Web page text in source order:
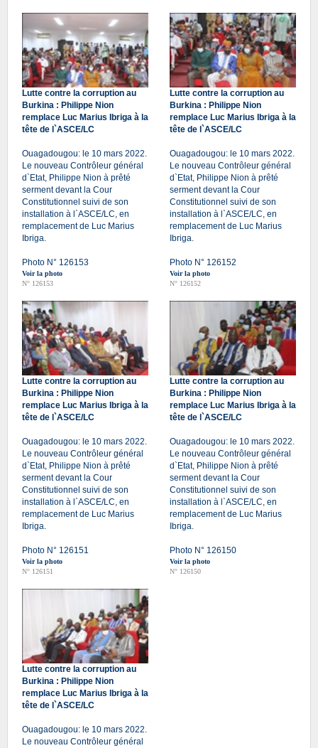
Lutte contre la corruption au
Burkina : Philippe Nion
remplace Luc Marius Ibriga à la
tête de l`ASCE/LC
Ouagadougou: le 10 mars 2022.
Le nouveau Contrôleur général
d`Etat, Philippe Nion à prêté
serment devant la Cour
Constitutionnel suivi de son
installation à l`ASCE/LC, en
remplacement de Luc Marius
Ibriga.
Photo N° 126153
Voir la photo
N° 126153
Lutte contre la corruption au
Burkina : Philippe Nion
remplace Luc Marius Ibriga à la
tête de l`ASCE/LC
Ouagadougou: le 10 mars 2022.
Le nouveau Contrôleur général
d`Etat, Philippe Nion à prêté
serment devant la Cour
Constitutionnel suivi de son
installation à l`ASCE/LC, en
remplacement de Luc Marius
Ibriga.
Photo N° 126152
Voir la photo
N° 126152
Lutte contre la corruption au
Burkina : Philippe Nion
remplace Luc Marius Ibriga à la
tête de l`ASCE/LC
Ouagadougou: le 10 mars 2022.
Le nouveau Contrôleur général
d`Etat, Philippe Nion à prêté
serment devant la Cour
Constitutionnel suivi de son
installation à l`ASCE/LC, en
remplacement de Luc Marius
Ibriga.
Photo N° 126151
Voir la photo
N° 126151
Lutte contre la corruption au
Burkina : Philippe Nion
remplace Luc Marius Ibriga à la
tête de l`ASCE/LC
Ouagadougou: le 10 mars 2022.
Le nouveau Contrôleur général
d`Etat, Philippe Nion à prêté
serment devant la Cour
Constitutionnel suivi de son
installation à l`ASCE/LC, en
remplacement de Luc Marius
Ibriga.
Photo N° 126150
Voir la photo
N° 126150
Lutte contre la corruption au
Burkina : Philippe Nion
remplace Luc Marius Ibriga à la
tête de l`ASCE/LC
Ouagadougou: le 10 mars 2022.
Le nouveau Contrôleur général